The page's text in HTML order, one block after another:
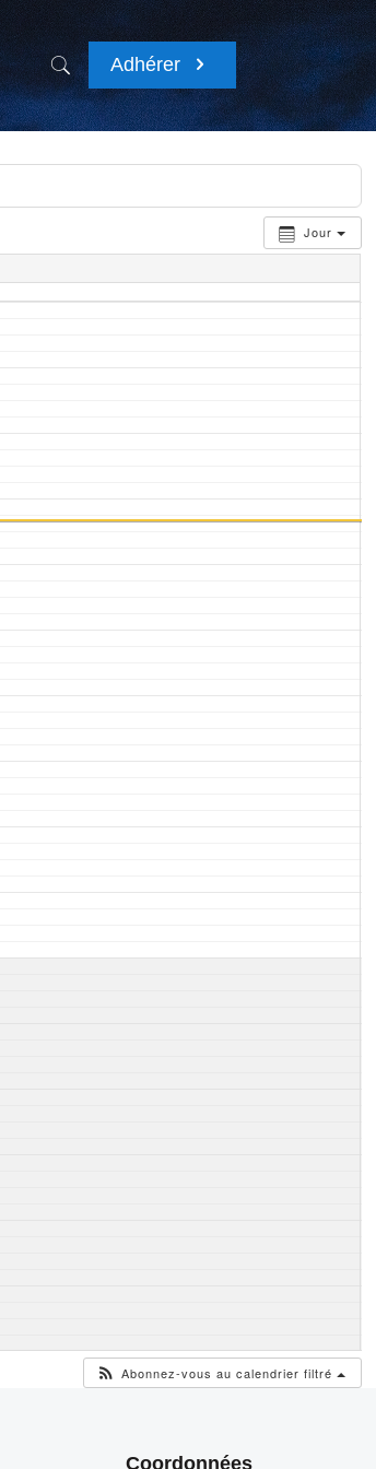
Adhérer
Jour
Abonnez-vous au calendrier filtré
Coordonnées